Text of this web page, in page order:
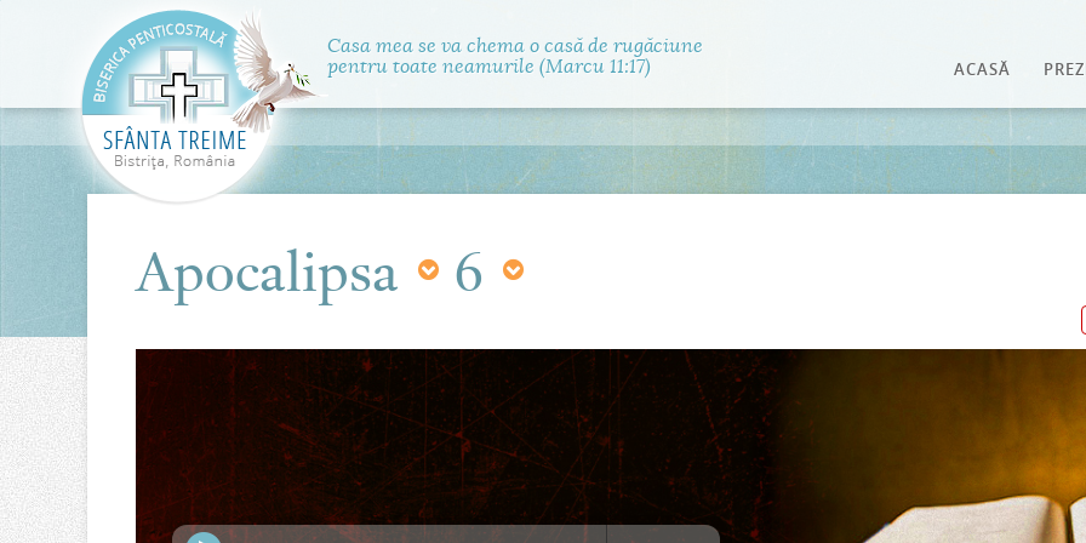
Casa mea se va chema o casă de rugăciune
pentru toate neamurile (Marcu 11:17)
ACASĂ
Apocalipsa 6